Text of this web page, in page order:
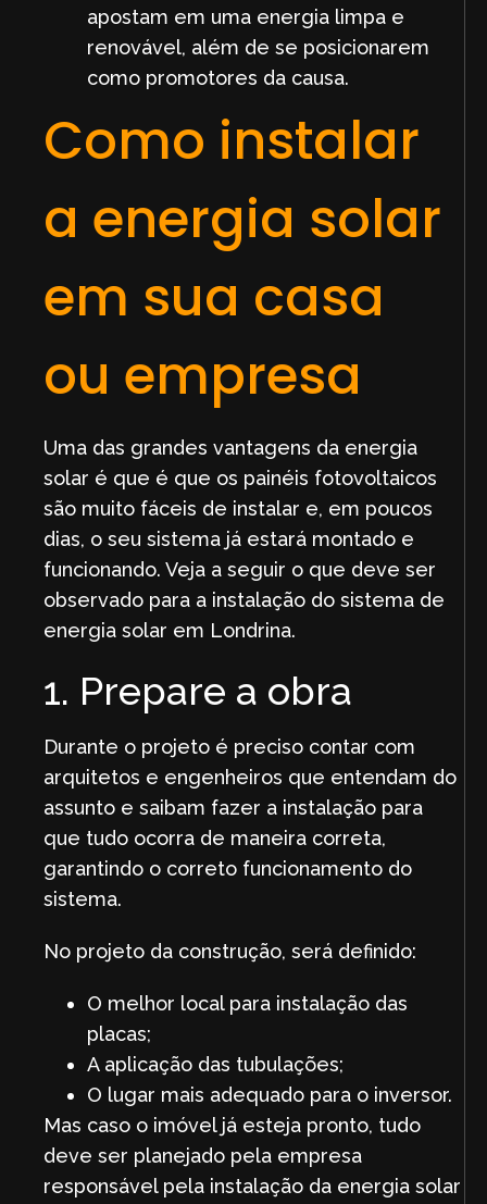
apostam em uma energia limpa e
renovável, além de se posicionarem
como promotores da causa.
Como instalar
a energia solar
em sua casa
ou empresa
Uma das grandes vantagens da energia
solar é que é que os painéis fotovoltaicos
são muito fáceis de instalar e, em poucos
dias, o seu sistema já estará montado e
funcionando. Veja a seguir o que deve ser
observado para a instalação do sistema de
energia solar em Londrina.
1. Prepare a obra
Durante o projeto é preciso contar com
arquitetos e engenheiros que entendam do
assunto e saibam fazer a instalação para
que tudo ocorra de maneira correta,
garantindo o correto funcionamento do
sistema.
No projeto da construção, será definido:
O melhor local para instalação das
placas;
A aplicação das tubulações;
O lugar mais adequado para o inversor.
Mas caso o imóvel já esteja pronto, tudo
deve ser planejado pela empresa
responsável pela instalação da energia solar